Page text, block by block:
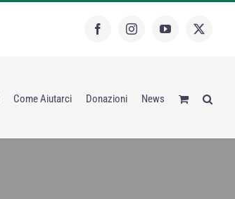
FacebookInstagramYouTube
X
Come Aiutarci Donazioni News